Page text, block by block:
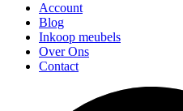
Account
Blog
Inkoop meubels
Over Ons
Contact